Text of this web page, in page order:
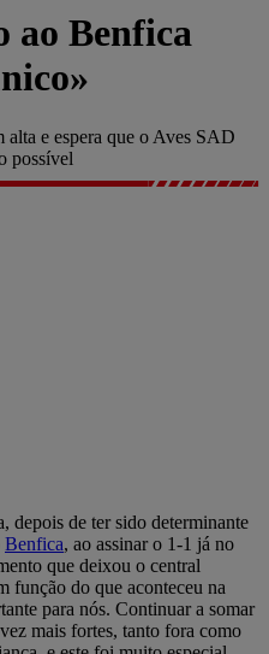
ao Benfica
alta e espera que o Aves SAD
possível
depois de ter sido determinante
Benfica, ao assinar o 1-1 já no
que deixou o central
função do que aconteceu na
para nós. Continuar a somar
mais fortes, tanto fora como